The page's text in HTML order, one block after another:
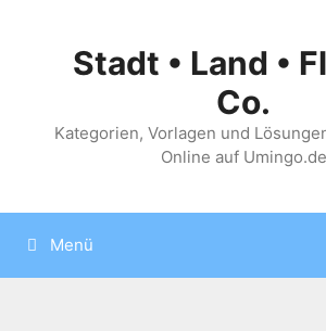
springenStadt • Land •
Co.
Kategorien, Vorlagen und
Online auf Umingo.de
Menü